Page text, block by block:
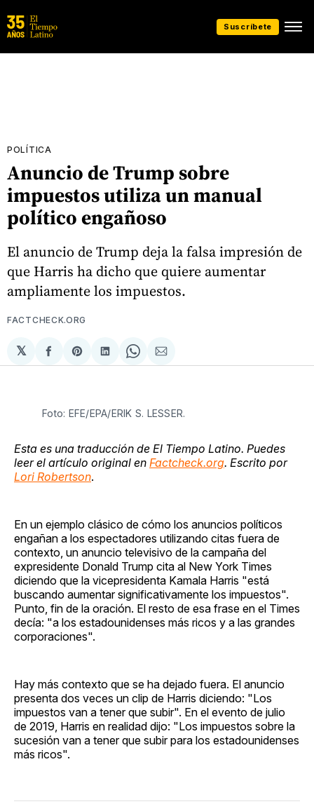
Suscríbete
POLÍTICA
Anuncio de Trump sobre
impuestos utiliza un manual
político engañoso
El anuncio de Trump deja la falsa impresión de
que Harris ha dicho que quiere aumentar
ampliamente los impuestos.
FACTCHECK.ORG
𝕏
Compartir
en
Share
on
Compartir
en
Share
on
Compartir
via
Foto: EFE/EPA/ERIK S. LESSER.
Esta es una traducción de El Tiempo Latino. Puedes
leer el artículo original en Factcheck.org. Escrito por
Lori Robertson.
En un ejemplo clásico de cómo los anuncios políticos
engañan a los espectadores utilizando citas fuera de
contexto, un anuncio televisivo de la campaña del
expresidente Donald Trump cita al New York Times
diciendo que la vicepresidenta Kamala Harris "está
buscando aumentar significativamente los impuestos".
Punto, fin de la oración. El resto de esa frase en el Times
decía: "a los estadounidenses más ricos y a las grandes
corporaciones".
Hay más contexto que se ha dejado fuera. El anuncio
presenta dos veces un clip de Harris diciendo: "Los
impuestos van a tener que subir". En el evento de julio
de 2019, Harris en realidad dijo: "Los impuestos sobre la
sucesión van a tener que subir para los estadounidenses
más ricos".